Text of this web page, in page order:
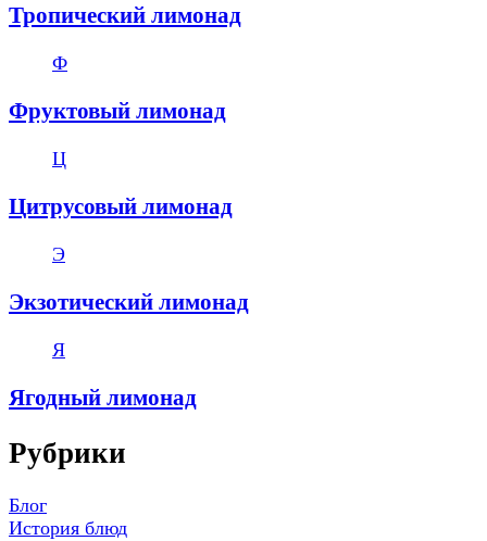
Тропический лимонад
Ф
Фруктовый лимонад
Ц
Цитрусовый лимонад
Э
Экзотический лимонад
Я
Ягодный лимонад
Рубрики
Блог
История блюд